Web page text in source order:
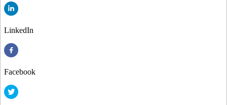
LinkedIn
Facebook